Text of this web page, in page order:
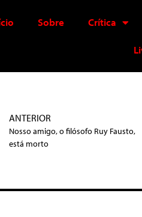
Sobre Crítica
ANTERIOR
Nosso amigo, o filósofo Ruy Fausto,
está morto